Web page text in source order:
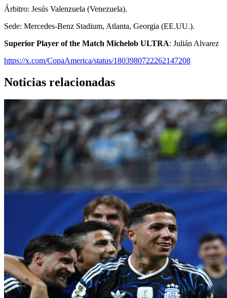
Árbitro: Jesús Valenzuela (Venezuela).
Sede: Mercedes-Benz Stadium, Atlanta, Georgia (EE.UU.).
Superior Player of the Match Michelob ULTRA: Julián Alvarez
https://x.com/CopaAmerica/status/1803980722262147208
Noticias relacionadas